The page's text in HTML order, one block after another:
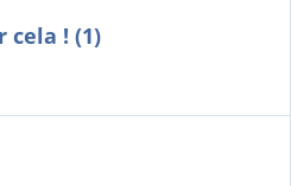
cela ! (1)